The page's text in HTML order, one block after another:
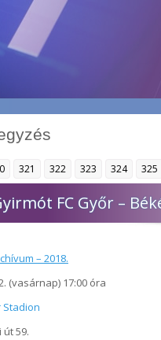
321 322 323 324 325
FC Győr –
– 2018.
(vasárnap) 17:00 óra
Stadion
út 59.